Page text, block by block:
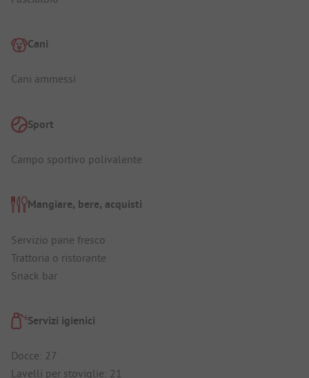
Cani
Cani ammessi
Sport
Campo sportivo polivalente
Mangiare, bere, acquisti
Servizio pane fresco
Trattoria o ristorante
Snack bar
Servizi igienici
Docce: 27
Lavelli per stoviglie: 21